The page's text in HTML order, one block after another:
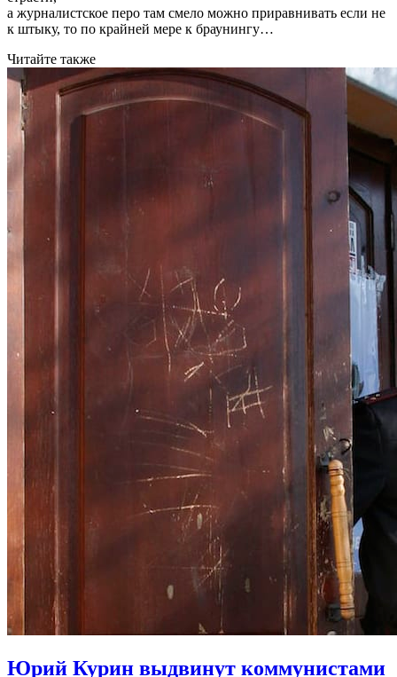
а журналистское перо там смело можно приравнивать если не
к штыку, то по крайней мере к браунингу…
Читайте также
Юрий Курин выдвинут коммунистами